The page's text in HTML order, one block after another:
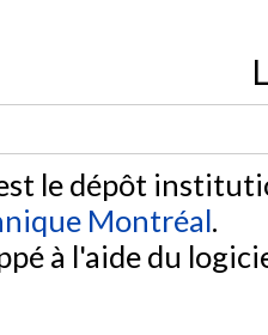
le dépôt
Montréal.
à l'aide du